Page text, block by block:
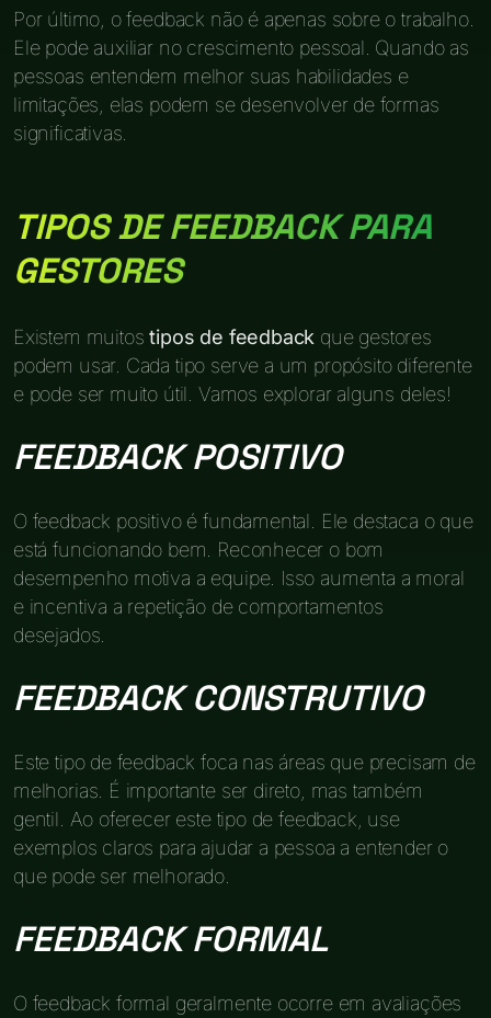
Por último, o feedback não é apenas sobre o trabalho.
Ele pode auxiliar no crescimento pessoal. Quando as
pessoas entendem melhor suas habilidades e
limitações, elas podem se desenvolver de formas
significativas.
TIPOS DE FEEDBACK PARA
GESTORES
Existem muitostipos de feedback que gestores
podem usar. Cada tipo serve a um propósito diferente
e pode ser muito útil. Vamos explorar alguns deles!
FEEDBACK POSITIVO
O feedback positivo é fundamental. Ele destaca o que
está funcionando bem. Reconhecer o bom
desempenho motiva a equipe. Isso aumenta a moral
e incentiva a repetição de comportamentos
desejados.
FEEDBACK CONSTRUTIVO
Este tipo de feedback foca nas áreas que precisam de
melhorias. É importante ser direto, mas também
gentil. Ao oferecer este tipo de feedback, use
exemplos claros para ajudar a pessoa a entender o
que pode ser melhorado.
FEEDBACK FORMAL
O feedback formal geralmente ocorre em avaliações